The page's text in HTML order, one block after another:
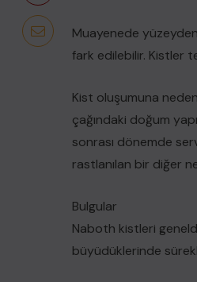
Muayenede
fark edilebilir. Kistler
Kist oluşumuna
çağındaki doğum
sonrası dönemde
rastlanılan bir diğer
Bulgular
Naboth kistleri
büyüdüklerinde